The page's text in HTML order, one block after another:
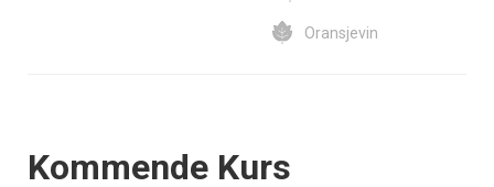
Oransjevin
Events
Kommende Kurs